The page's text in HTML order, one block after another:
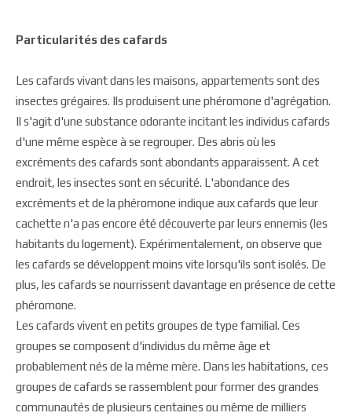
Particularités des cafards
Les cafards vivant dans les maisons, appartements sont des
insectes grégaires. Ils produisent une phéromone d'agrégation.
Il s'agit d'une substance odorante incitant les individus cafards
d'une même espèce à se regrouper. Des abris où les
excréments des cafards sont abondants apparaissent. A cet
endroit, les insectes sont en sécurité. L'abondance des
excréments et de la phéromone indique aux cafards que leur
cachette n'a pas encore été découverte par leurs ennemis (les
habitants du logement). Expérimentalement, on observe que
les cafards se développent moins vite lorsqu'ils sont isolés. De
plus, les cafards se nourrissent davantage en présence de cette
phéromone.
Les cafards vivent en petits groupes de type familial. Ces
groupes se composent d'individus du même âge et
probablement nés de la même mère. Dans les habitations, ces
groupes de cafards se rassemblent pour former des grandes
communautés de plusieurs centaines ou même de milliers